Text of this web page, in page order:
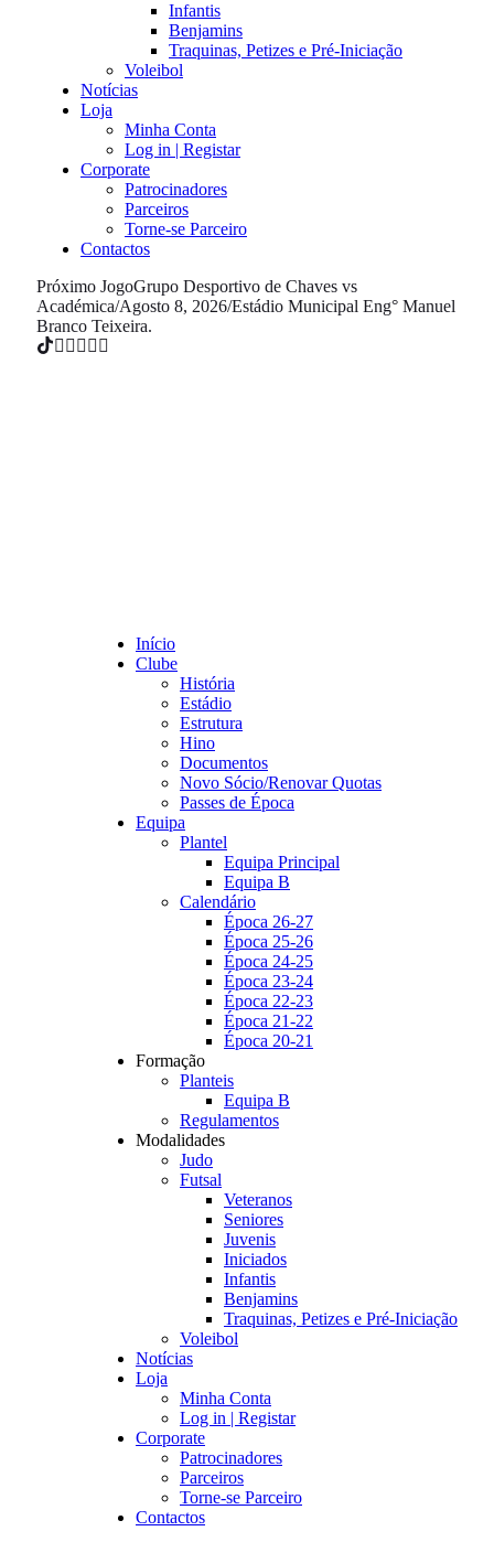
Infantis
Benjamins
Traquinas, Petizes e Pré-Iniciação
Voleibol
Notícias
Loja
Minha Conta
Log in | Registar
Corporate
Patrocinadores
Parceiros
Torne-se Parceiro
Contactos
Próximo JogoGrupo Desportivo de Chaves vs
Académica/Agosto 8, 2026/Estádio Municipal Eng° Manuel
Branco Teixeira.
Início
Clube
História
Estádio
Estrutura
Hino
Documentos
Novo Sócio/Renovar Quotas
Passes de Época
Equipa
Plantel
Equipa Principal
Equipa B
Calendário
Época 26-27
Época 25-26
Época 24-25
Época 23-24
Época 22-23
Época 21-22
Época 20-21
Formação
Planteis
Equipa B
Regulamentos
Modalidades
Judo
Futsal
Veteranos
Seniores
Juvenis
Iniciados
Infantis
Benjamins
Traquinas, Petizes e Pré-Iniciação
Voleibol
Notícias
Loja
Minha Conta
Log in | Registar
Corporate
Patrocinadores
Parceiros
Torne-se Parceiro
Contactos